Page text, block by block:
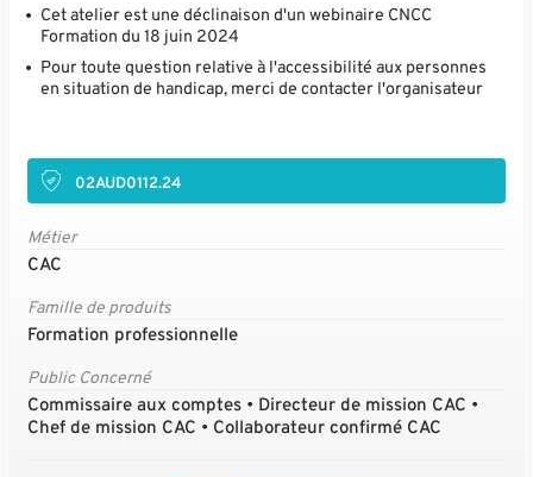
Cet atelier est une déclinaison d'un webinaire CNCC
Formation du 18 juin 2024
Pour toute question relative à l'accessibilité aux personnes
en situation de handicap, merci de contacter l'organisateur
02AUD0112.24
Métier
CAC
Famille de produits
Formation professionnelle
Public Concerné
Commissaire aux comptes • Directeur de mission CAC •
Chef de mission CAC • Collaborateur confirmé CAC